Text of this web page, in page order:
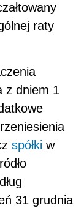
raty
z dniem 1
spółki w
31 grudnia